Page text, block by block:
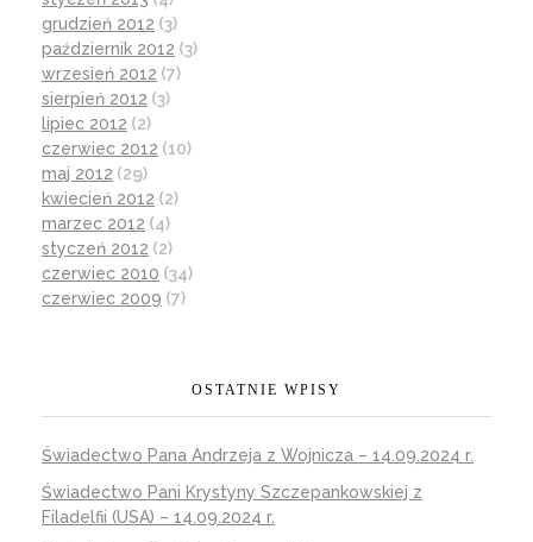
grudzień 2012 (3)
październik 2012 (3)
wrzesień 2012 (7)
sierpień 2012 (3)
lipiec 2012 (2)
czerwiec 2012 (10)
maj 2012 (29)
kwiecień 2012 (2)
marzec 2012 (4)
styczeń 2012 (2)
czerwiec 2010 (34)
czerwiec 2009 (7)
OSTATNIE WPISY
Świadectwo Pana Andrzeja z Wojnicza – 14.09.2024 r.
Świadectwo Pani Krystyny Szczepankowskiej z
Filadelfii (USA) – 14.09.2024 r.